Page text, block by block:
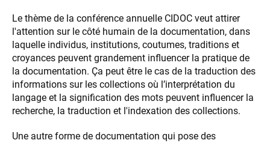
Le thème de la conférence annuelle CIDOC veut attirer
l'attention sur le côté humain de la documentation, dans
laquelle individus, institutions, coutumes, traditions et
croyances peuvent grandement influencer la pratique de
la documentation. Ça peut être le cas de la traduction des
informations sur les collections où l’interprétation du
langage et la signification des mots peuvent influencer la
recherche, la traduction et l'indexation des collections.
Une autre forme de documentation qui pose des